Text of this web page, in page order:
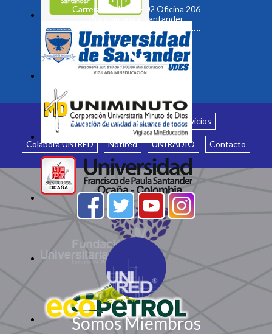
Carrera 19 No. 35 - 02 Oficina 206
Bucaramanga, Santander
Inicio ¿Quiénes somos? Servicios
Colabora UNIRED Notired UNIRADIO Contacto
Somos Miembros